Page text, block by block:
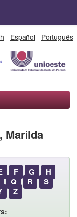
Español Português
Marilda
F G
H
Q R
S
Z